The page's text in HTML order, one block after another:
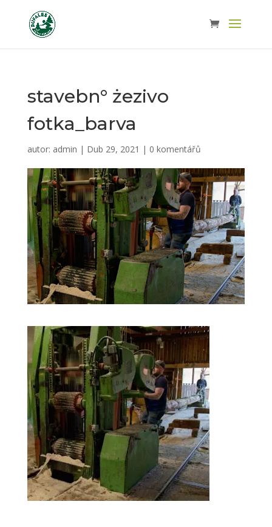
stavebn° żezivo
fotka_barva
autor: admin | Dub 29, 2021 | 0 komentářů